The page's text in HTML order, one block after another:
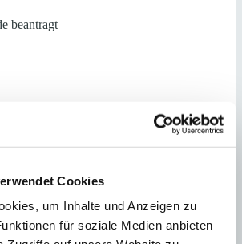
Cookies
um Inhalte und Anzeigen zu
für soziale Medien anbieten
beantragt
SANTA PONSA, Andrin Vögeli